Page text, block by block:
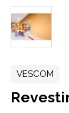
VESCOM